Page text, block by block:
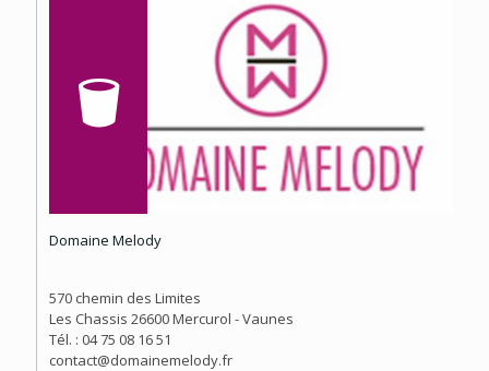
Domaine Melody
570 chemin des Limites
Les Chassis 26600 Mercurol - Vaunes
Tél. : 04 75 08 16 51
contact@domainemelody.fr